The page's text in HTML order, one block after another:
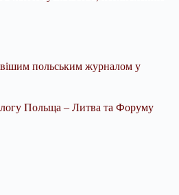
польським журналом у
Польща – Литва та Форуму